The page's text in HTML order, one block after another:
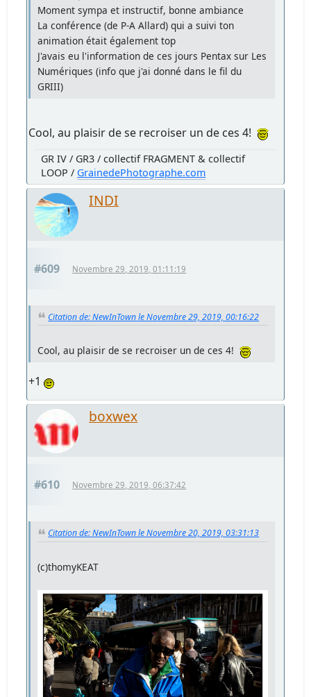
Moment sympa et instructif, bonne ambiance
La conférence (de P-A Allard) qui a suivi ton
animation était également top
J'avais eu l'information de ces jours Pentax sur Les
Numériques (info que j'ai donné dans le fil du
GRIII)
Cool, au plaisir de se recroiser un de ces 4!
GR IV / GR3 / collectif FRAGMENT & collectif
LOOP / GrainedePhotographe.com
INDI
#609 Novembre 29, 2019, 01:11:19
Citation de: NewInTown le Novembre 29, 2019, 00:16:22
Cool, au plaisir de se recroiser un de ces 4!
+1
boxwex
#610 Novembre 29, 2019, 06:37:42
Citation de: NewInTown le Novembre 20, 2019, 03:31:13
(c)thomyKEAT